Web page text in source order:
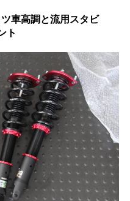
車高調と流用スタビ
ト